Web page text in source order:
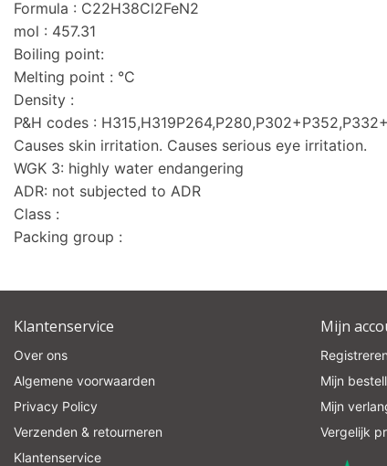
Formula : C22H38Cl2FeN2
mol : 457.31
Boiling point:
Melting point : °C
Density :
P&H codes :
Causes skin irritation. Causes serious eye irritation.
WGK 3: highly water endangering
ADR: not subjected to ADR
Class :
Packing group :
Klantenservice
Over ons
Algemene voorwaarden
Privacy Policy
Verzenden & retourneren
Klantenservice
Mijn
Registreren
Mijn
Mijn
Vergelijk